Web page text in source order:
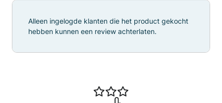
Alleen ingelogde klanten die het product gekocht
hebben kunnen een review achterlaten.